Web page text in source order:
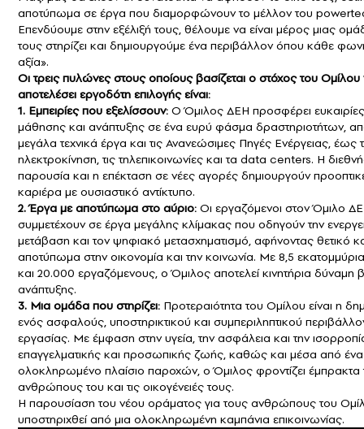
αποτύπωμα σε έργα που διαμορφώνουν το μέλλον του
Επενδύουμε στην εξέλιξή τους, θέλουμε να είναι μέρος μιας
τους στηρίζει και δημιουργούμε ένα περιβάλλον όπου κάθε
αξία».
Οι τρεις πυλώνες στους οποίους βασίζεται ο στόχος του Ομίλου
αποτελέσει εργοδότη επιλογής είναι:
1. Εμπειρίες που εξελίσσουν: Ο Όμιλος ΔΕΗ προσφέρει
μάθησης και ανάπτυξης σε ένα ευρύ φάσμα δραστηριοτήτων,
μεγάλα τεχνικά έργα και τις Ανανεώσιμες Πηγές Ενέργειας, έως
ηλεκτροκίνηση, τις τηλεπικοινωνίες και τα data centers. Η
παρουσία και η επέκταση σε νέες αγορές δημιουργούν
καριέρα με ουσιαστικό αντίκτυπο.
2. Έργα με αποτύπωμα στο αύριο: Οι εργαζόμενοι στον Όμιλο
συμμετέχουν σε έργα μεγάλης κλίμακας που οδηγούν την
μετάβαση και τον ψηφιακό μετασχηματισμό, αφήνοντας θετικό
αποτύπωμα στην οικονομία και την κοινωνία. Με 8,5
και 20.000 εργαζόμενους, ο Όμιλος αποτελεί κινητήρια δύναμη
ανάπτυξης.
3. Μια ομάδα που στηρίζει: Προτεραιότητα του Ομίλου είναι η
ενός ασφαλούς, υποστηρικτικού και συμπεριληπτικού
εργασίας. Με έμφαση στην υγεία, την ασφάλεια και την
επαγγελματικής και προσωπικής ζωής, καθώς και μέσα από ένα
ολοκληρωμένο πλαίσιο παροχών, ο Όμιλος φροντίζει έμπρακτα
ανθρώπους του και τις οικογένειές τους.
Η παρουσίαση του νέου οράματος για τους ανθρώπους του
υποστηριχθεί από μια ολοκληρωμένη καμπάνια επικοινωνίας.